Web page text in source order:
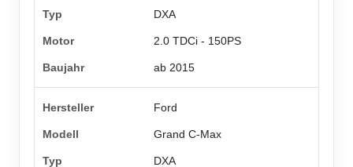
DXA
2.0 TDCi - 150PS
ab 2015
Ford
Grand C-Max
DXA